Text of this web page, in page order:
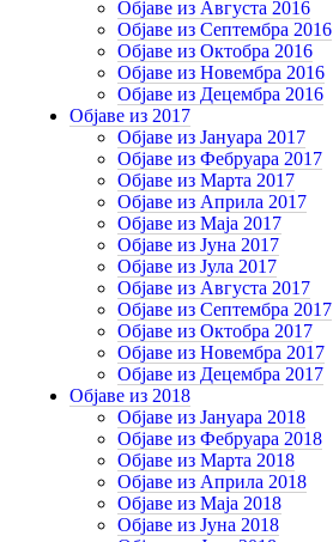
Објаве из Августа 2016
Објаве из Септембра 2016
Објаве из Октобра 2016
Објаве из Новембра 2016
Објаве из Децембра 2016
Објаве из 2017
Објаве из Јануара 2017
Објаве из Фебруара 2017
Објаве из Марта 2017
Објаве из Априла 2017
Објаве из Маја 2017
Објаве из Јуна 2017
Објаве из Јула 2017
Објаве из Августа 2017
Објаве из Септембра 2017
Објаве из Октобра 2017
Објаве из Новембра 2017
Објаве из Децембра 2017
Објаве из 2018
Објаве из Јануара 2018
Објаве из Фебруара 2018
Објаве из Марта 2018
Објаве из Априла 2018
Објаве из Маја 2018
Објаве из Јуна 2018